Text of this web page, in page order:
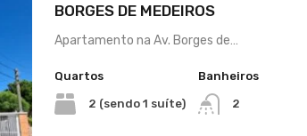
BORGES DE MEDEIROS
Apartamento na Av. Borges de…
Quartos
2 (sendo 1 suíte)
Banheiros
2